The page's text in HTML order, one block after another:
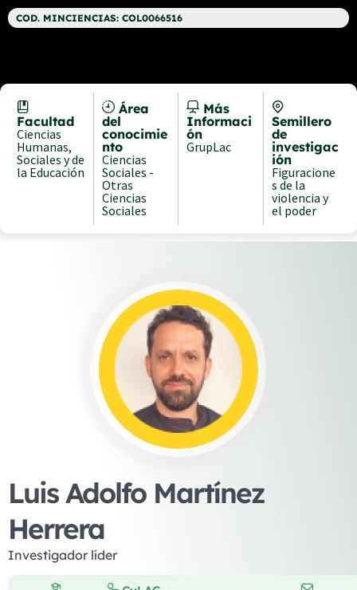
COD. MINCIENCIAS: COL0066516
Facultad
Ciencias
Humanas,
Sociales y de
la Educación
Área
del
conocimie
nto
Ciencias
Sociales -
Otras
Ciencias
Sociales
Más
Informaci
ón
GrupLac
Semillero
de
investigac
ión
Figuracione
s de la
violencia y
el poder
Luis Adolfo Martínez
Herrera
Investigador líder